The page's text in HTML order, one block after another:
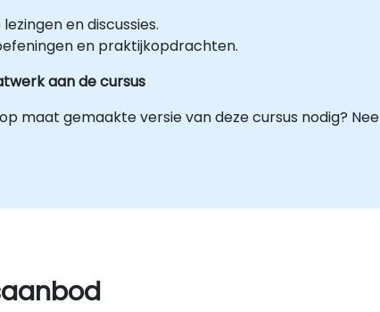
en discussies.
en praktijkopdrachten.
aan de cursus
maat gemaakte versie van deze cursus nodig?